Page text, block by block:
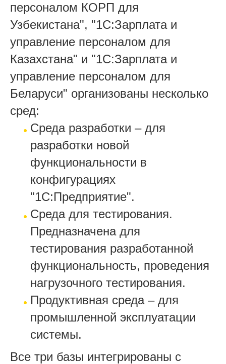
персоналом КОРП для
Узбекистана", "1С:Зарплата и
управление персоналом для
Казахстана" и "1С:Зарплата и
управление персоналом для
Беларуси" организованы несколько
сред:
Среда разработки – для
разработки новой
функциональности в
конфигурациях
"1С:Предприятие".
Среда для тестирования.
Предназначена для
тестирования разработанной
функциональность, проведения
нагрузочного тестирования.
Продуктивная среда – для
промышленной эксплуатации
системы.
Все три базы интегрированы с